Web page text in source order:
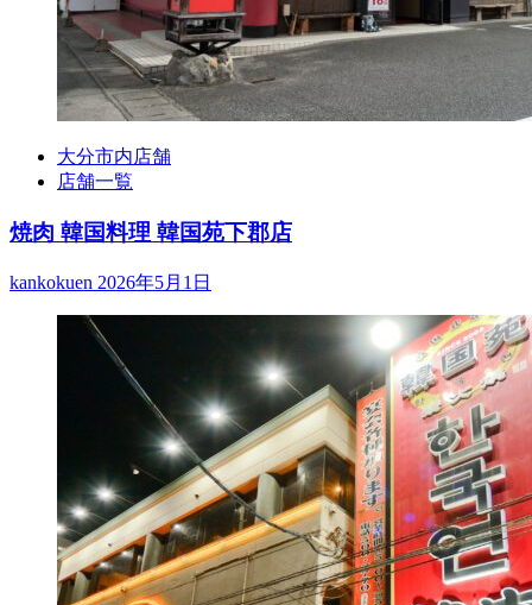
大分市内店舗
店舗一覧
焼肉 韓国料理 韓国苑下郡店
kankokuen 2026年5月1日